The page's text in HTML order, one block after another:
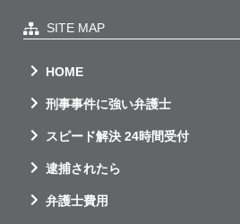
SITE MAP
HOME
刑事事件に強い弁護士
スピード解決 24時間受付
逮捕されたら
弁護士費用